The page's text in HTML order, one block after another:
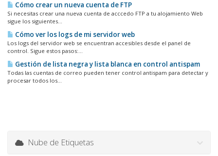
Cómo crear un nueva cuenta de FTP
Si necesitas crear una nueva cuenta de acccedo FTP a tu alojamiento Web
sigue los siguientes...
Cómo ver los logs de mi servidor web
Los logs del servidor web se encuentran accesibles desde el panel de
control. Sigue estos pasos:...
Gestión de lista negra y lista blanca en control antispam
Todas las cuentas de correo pueden tener control antispam para detectar y
procesar todos los...
Nube de Etiquetas